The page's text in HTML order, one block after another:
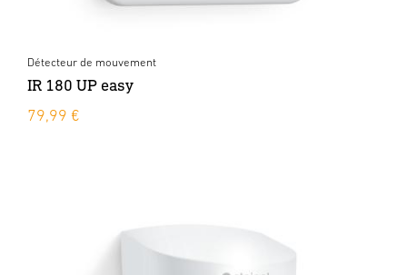
Détecteur de mouvement
IR 180 UP easy
79,99 €